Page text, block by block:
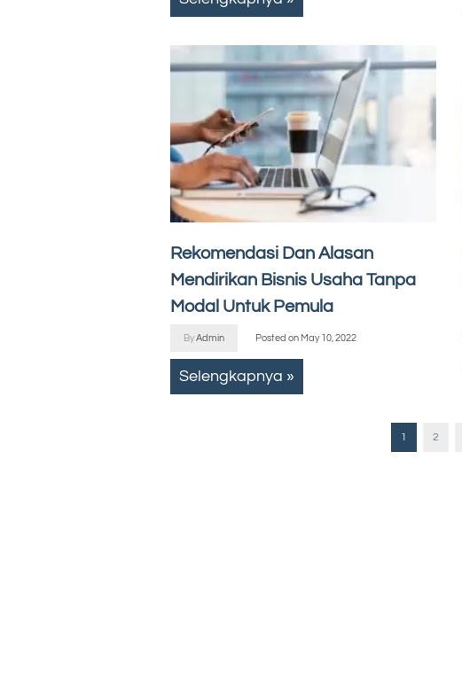
Rekomendasi Dan Alasan
Mendirikan Bisnis Usaha Tanpa
Modal Untuk Pemula
ByAdmin Posted on May 10, 2022
Selengkapnya »
1 2